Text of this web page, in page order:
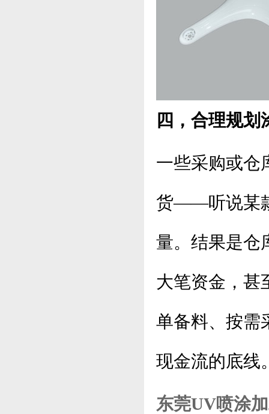
四，合理规划
一些采购或仓
货——听说某
量。结果是仓
大笔资金，甚
单备料、按需
现金流的底线
东莞UV喷涂